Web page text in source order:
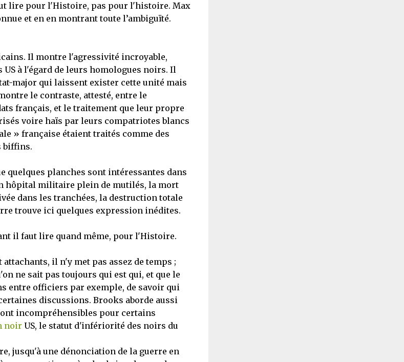
lire pour l'Histoire, pas pour l'histoire. Max
et en en montrant toute l’ambiguïté.
Il montre l'agressivité incroyable,
à l'égard de leurs homologues noirs. Il
major qui laissent exister cette unité mais
le contraste, attesté, entre le
français, et le traitement que leur propre
voire haïs par leurs compatriotes blancs
» française étaient traités comme des
biffins.
quelques planches sont intéressantes dans
hôpital militaire plein de mutilés, la mort
dans les tranchées, la destruction totale
trouve ici quelques expression inédites.
il faut lire quand même, pour l'Histoire.
il n'y met pas assez de temps ;
ne sait pas toujours qui est qui, et que le
entre officiers par exemple, de savoir qui
discussions. Brooks aborde aussi
incompréhensibles pour certains
noir US, le statut d'infériorité des noirs du
jusqu'à une dénonciation de la guerre en